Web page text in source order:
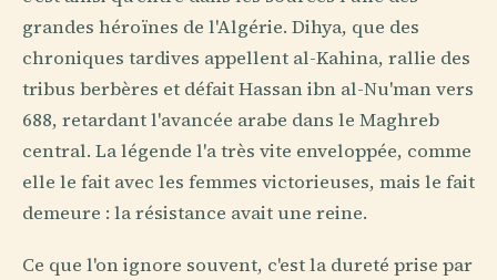
grandes héroïnes de l'Algérie. Dihya, que des
chroniques tardives appellent al-Kahina, rallie des
tribus berbères et défait Hassan ibn al-Nu'man vers
688, retardant l'avancée arabe dans le Maghreb
central. La légende l'a très vite enveloppée, comme
elle le fait avec les femmes victorieuses, mais le fait
demeure : la résistance avait une reine.
Ce que l'on ignore souvent, c'est la dureté prise par